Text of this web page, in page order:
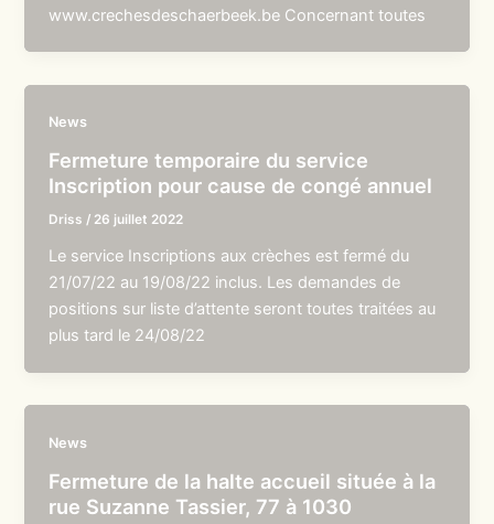
www.crechesdeschaerbeek.be Concernant toutes
News
Fermeture temporaire du service
Inscription pour cause de congé annuel
Driss / 26 juillet 2022
Le service Inscriptions aux crèches est fermé du
21/07/22 au 19/08/22 inclus. Les demandes de
positions sur liste d’attente seront toutes traitées au
plus tard le 24/08/22
News
Fermeture de la halte accueil située à la
rue Suzanne Tassier, 77 à 1030